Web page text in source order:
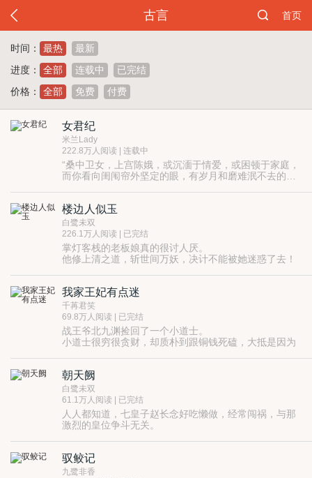
古言 首页
时间： 最热
最新
进度：
全部 连载中
已完结
价格：
全部 免费 付费
女君纪
米兰Lady
222.8万人阅读 | 连载中
“桑中卫女，上宫陈娥，或沉湎于情爱，或困顿于家庭，
而你看向闺闱帘外坚定的眼，有岁月和磨难泯不去的光
的妻子，而是，娥，皇，引导大宋步入盛世的女君。”
“我记得年少时的你，阳光在你眼底洒落点点碎金，你笑
容悠懒，是我想在月桂花香中吟唱的回忆。”
楼边人似玉
白鹭未双
226.1万人阅读 | 已完结
掌灯客栈的老板娘真的很讨人厌。
他修上清之道，斩世间万妖，决计不能被她迷惑了去！
虐，以上）
我家王妃有点迷
千苒君笑
69.8万人阅读 | 已完结
战王爷北九渊捡回了一个小道士。
小道士很穷很贪财，却质朴到跟铜钱死磕，大抵是因为
拆，三观有点崩。
不过好在，小道士很好养活。道髻一放下来，似乎
还……有点美。
这是一个初涉情场的小道士拐走美艳冷王爷的故事。
朝天阙
白鹭未双
61.1万人阅读 | 已完结
人人都知道，七皇子赵长念好吃懒做，经常闯祸，与那
激烈的皇位争斗无关。
所以后来，他为了掩盖这个秘密，一定要送赵长念下地
狱。
驭鲛记
九鹭非香